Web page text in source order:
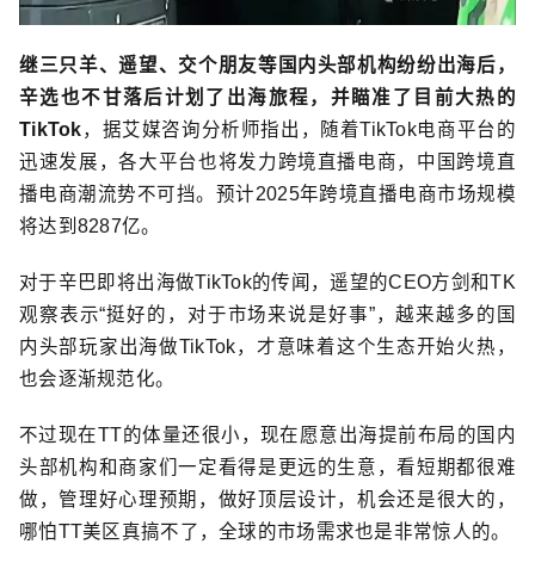
继三只羊、遥望、交个朋友等国内头部机构纷纷出海后，
辛选也不甘落后计划了出海旅程，并瞄准了目前大热的
TikTok，据艾媒咨询分析师指出，随着TikTok电商平台的
迅速发展，各大平台也将发力跨境直播电商，中国跨境直
播电商潮流势不可挡。预计2025年跨境直播电商市场规模
将达到8287亿。
对于辛巴即将出海做TikTok的传闻，遥望的CEO方剑和TK
观察表示“挺好的，对于市场来说是好事”，越来越多的国
内头部玩家出海做TikTok，才意味着这个生态开始火热，
也会逐渐规范化。
不过现在TT的体量还很小，现在愿意出海提前布局的国内
头部机构和商家们一定看得是更远的生意，看短期都很难
做，管理好心理预期，做好顶层设计，机会还是很大的，
哪怕TT美区真搞不了，全球的市场需求也是非常惊人的。